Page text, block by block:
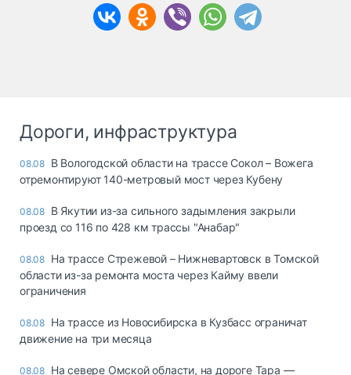
Дороги, инфраструктура
08.08 В Вологодской области на трассе Сокол – Вожега
отремонтируют 140-метровый мост через Кубену
08.08 В Якутии из-за сильного задымления закрыли
проезд со 116 по 428 км трассы "Анабар"
08.08 На трассе Стрежевой – Нижневартовск в Томской
области из-за ремонта моста через Кайму ввели
ограничения
08.08 На трассе из Новосибирска в Кузбасс ограничат
движение на три месяца
08.08 На севере Омской области, на дороге Тара —